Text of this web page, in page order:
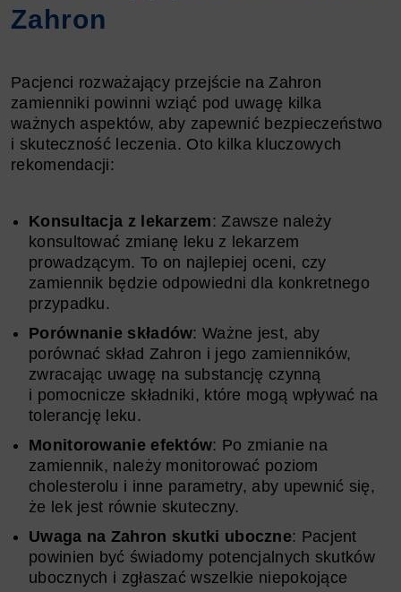
Zahron
Pacjenci rozważający przejście na Zahron
zamienniki powinni wziąć pod uwagę kilka
ważnych aspektów, aby zapewnić bezpieczeństwo
i skuteczność leczenia. Oto kilka kluczowych
rekomendacji:
Konsultacja z lekarzem: Zawsze należy
konsultować zmianę leku z lekarzem
prowadzącym. To on najlepiej oceni, czy
zamiennik będzie odpowiedni dla konkretnego
przypadku.
Porównanie składów: Ważne jest, aby
porównać skład Zahron i jego zamienników,
zwracając uwagę na substancję czynną
i pomocnicze składniki, które mogą wpływać na
tolerancję leku.
Monitorowanie efektów: Po zmianie na
zamiennik, należy monitorować poziom
cholesterolu i inne parametry, aby upewnić się,
że lek jest równie skuteczny.
Uwaga na Zahron skutki uboczne: Pacjent
powinien być świadomy potencjalnych skutków
ubocznych i zgłaszać wszelkie niepokojące